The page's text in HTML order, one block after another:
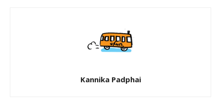
Kannika Padphai